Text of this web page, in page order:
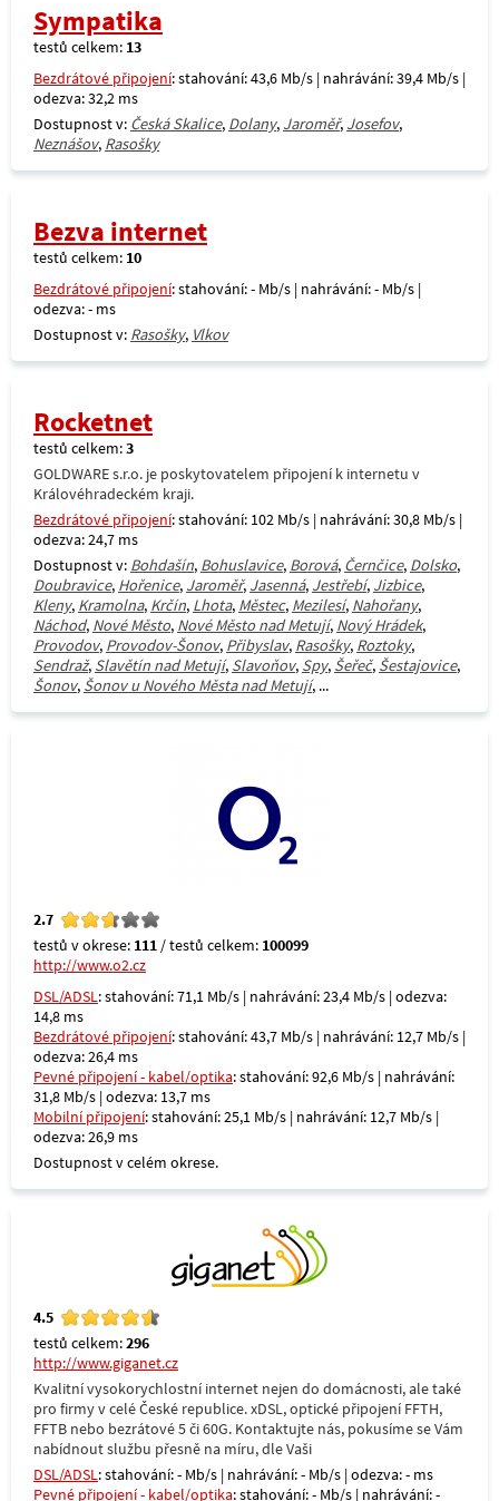
Sympatika
testů celkem: 13
Bezdrátové připojení: stahování: 43,6 Mb/s | nahrávání: 39,4 Mb/s |
odezva: 32,2 ms
Dostupnost v: Česká Skalice, Dolany, Jaroměř, Josefov,
Neznášov, Rasošky
Bezva internet
testů celkem: 10
Bezdrátové připojení: stahování: - Mb/s | nahrávání: - Mb/s |
odezva: - ms
Dostupnost v: Rasošky, Vlkov
Rocketnet
testů celkem:3
GOLDWARE s.r.o. je poskytovatelem připojení k internetu v
Královéhradeckém kraji.
Bezdrátové připojení: stahování: 102 Mb/s | nahrávání: 30,8 Mb/s |
odezva: 24,7 ms
Dostupnost v: Bohdašín, Bohuslavice, Borová, Černčice, Dolsko,
Doubravice, Hořenice, Jaroměř, Jasenná, Jestřebí, Jizbice,
Kleny, Kramolna, Krčín, Lhota, Městec, Mezilesí, Nahořany,
Náchod, Nové Město, Nové Město nad Metují, Nový Hrádek,
Provodov, Provodov-Šonov, Přibyslav, Rasošky, Roztoky,
Sendraž, Slavětín nad Metují, Slavoňov, Spy, Šeřeč, Šestajovice,
Šonov, Šonov u Nového Města nad Metují, ...
2.7
testů v okrese: 111 / testů celkem: 100099
http://www.o2.cz
DSL/ADSL: stahování: 71,1 Mb/s | nahrávání: 23,4 Mb/s | odezva:
14,8 ms
Bezdrátové připojení: stahování: 43,7 Mb/s | nahrávání: 12,7 Mb/s |
odezva: 26,4 ms
Pevné připojení - kabel/optika: stahování: 92,6 Mb/s | nahrávání:
31,8 Mb/s | odezva: 13,7 ms
Mobilní připojení: stahování: 25,1 Mb/s | nahrávání: 12,7 Mb/s |
odezva: 26,9 ms
Dostupnost v celém okrese.
4.5
testů celkem:296
http://www.giganet.cz
Kvalitní vysokorychlostní internet nejen do domácnosti, ale také
pro firmy v celé České republice. xDSL, optické připojení FFTH,
FFTB nebo bezrátové 5 či 60G. Kontaktujte nás, pokusíme se Vám
nabídnout službu přesně na míru, dle Vaši
DSL/ADSL: stahování: - Mb/s | nahrávání: - Mb/s | odezva: - ms
Pevné připojení - kabel/optika: stahování: - Mb/s | nahrávání: -